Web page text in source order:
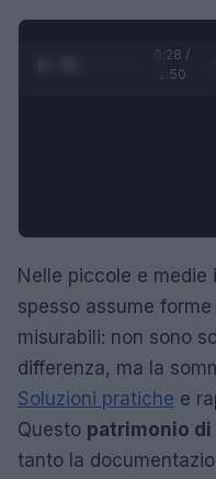
0:29 /
1:50
Nelle piccole e
spesso assume
misurabili: non sono
differenza, ma la
Soluzioni pratiche e
Questo patrimonio
tanto la